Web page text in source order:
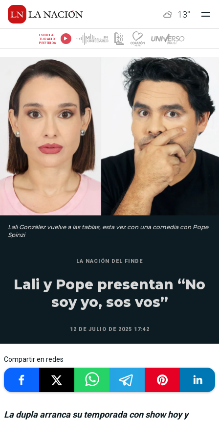
13°
ESCUCHÁ
TU RADIO
PREFERIDA
Lali González vuelve a las tablas, esta vez con una comedia con Pope
Spinzi
LA NACIÓN DEL FINDE
Lali y Pope presentan “No
soy yo, sos vos”
12 DE JULIO DE 2025 17:42
Compartir en redes
La dupla arranca su temporada con show hoy y